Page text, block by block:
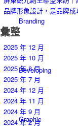
Branding
Developing
Graphic
品牌形象設計，是品牌
彙整
2025 年 12 月
2025 年 10 月
2025 年 8 月
2025 年 7 月
2024 年 12 月
2024 年 11 月
2024 年 9 月
2024 年 2 月